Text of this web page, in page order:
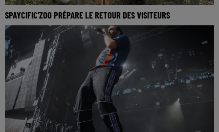
SPAYCIFIC'ZOO PRÉPARE LE RETOUR DES VISITEURS